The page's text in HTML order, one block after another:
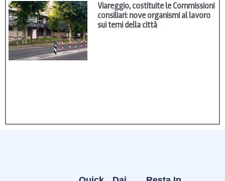
Viareggio, costituite le Commissioni
consiliari: nove organismi al lavoro
sui temi della città